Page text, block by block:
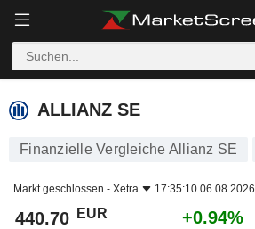
ALLIANZ SE
ALLIANZ SE
Finanzielle Vergleiche Allianz SE
Markt geschlossen - Xetra 17:35:10 06.08.2026
440.70 EUR +0.94%